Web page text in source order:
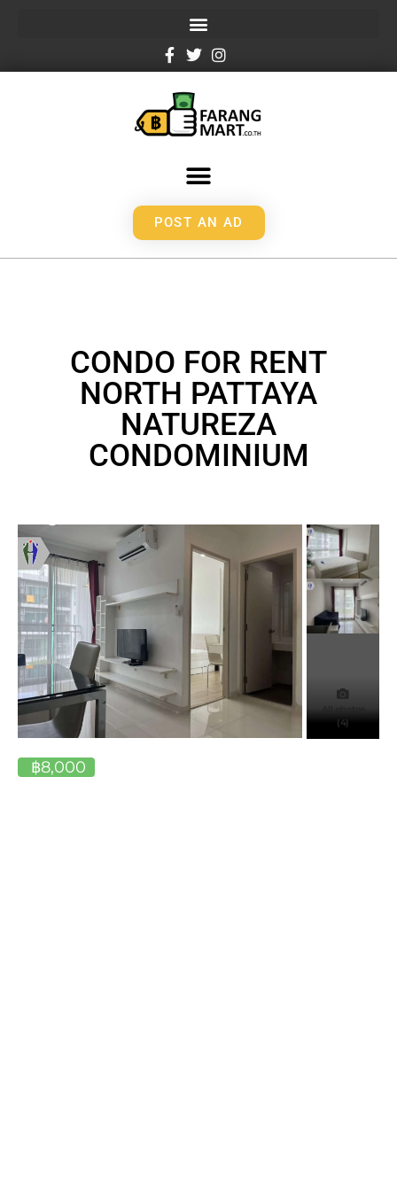
POST AN AD
CONDO FOR RENT
NORTH PATTAYA
NATUREZA
CONDOMINIUM
(4)
฿8,000